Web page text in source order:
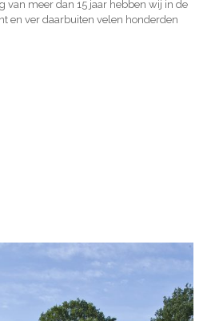
van meer dan 15 jaar hebben wij in de
en ver daarbuiten velen honderden